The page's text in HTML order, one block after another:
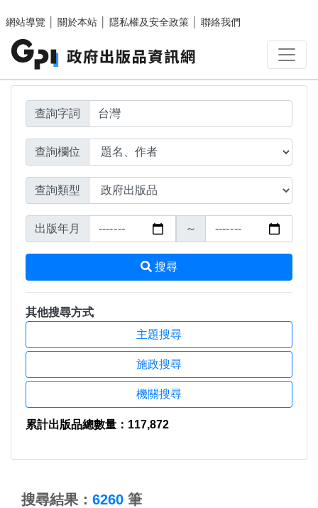
網站導覽
關於本站 隱私權及安全政策 聯絡我們
搜尋結果頁面
查詢字詞
查詢欄位
查詢類型
出版年月 ～
搜尋
其他搜尋方式
主題搜尋
施政搜尋
機關搜尋
累計出版品總數量：117,872
搜尋結果： 6260 筆